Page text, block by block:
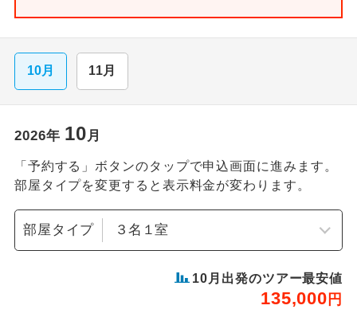
10月 11月
2026年 10月
「予約する」ボタンのタップで申込画面に進みます。
部屋タイプを変更すると表示料金が変わります。
部屋タイプ
10 月出発のツアー最安値
135,000 円